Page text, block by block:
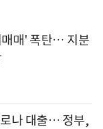
매매' 폭탄… 지분
나 대출… 정부,